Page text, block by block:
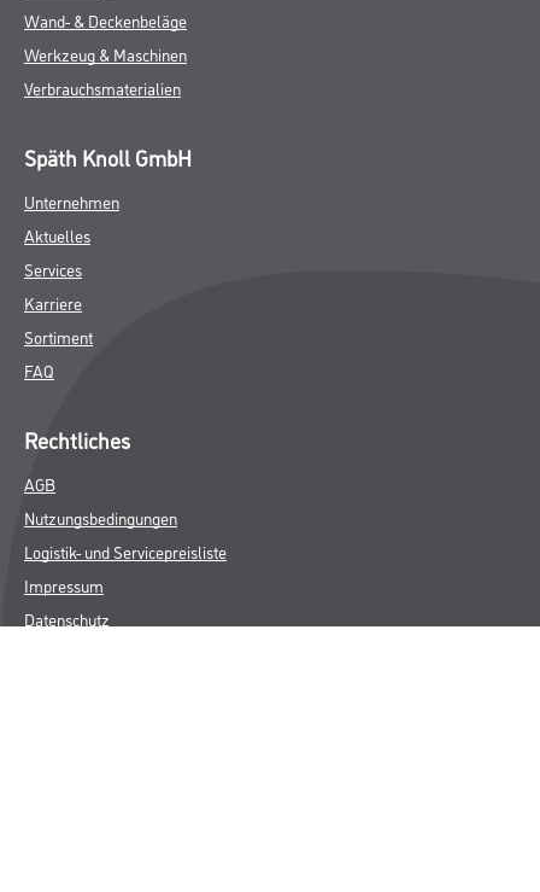
Wand- & Deckenbeläge
Werkzeug & Maschinen
Verbrauchsmaterialien
Späth Knoll GmbH
Unternehmen
Aktuelles
Services
Karriere
Sortiment
FAQ
Rechtliches
AGB
Nutzungsbedingungen
Logistik- und Servicepreisliste
Impressum
Datenschutz